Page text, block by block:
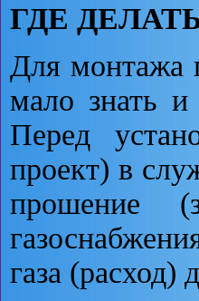
ГДЕ
Для монтажа
мало знать
Перед
проект) в
прошение
газа (расход)